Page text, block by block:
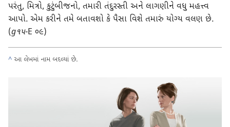
પરંતુ, મિત્રો, કુટુંબીજનો, તમારી તંદુરસ્તી અને લાગણીને વધુ મહત્ત્વ
આપો. એમ કરીને તમે બતાવશો કે પૈસા વિશે તમારું યોગ્ય વલણ છે.
(g૧૫-E ૦૯)
^ આ લેખમાં નામ બદલ્યાં છે.